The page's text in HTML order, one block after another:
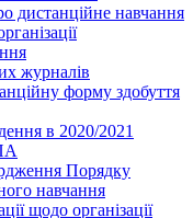
дистанційне навчання
журналів
форму здобуття
в 2020/2021
Порядку
навчання
щодо організації